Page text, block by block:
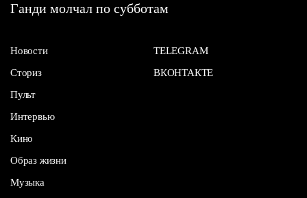
Ганди молчал по субботам
Новости
Сториз
Пульт
Интервью
Кино
Образ жизни
Музыка
TELEGRAM
ВКОНТАКТЕ